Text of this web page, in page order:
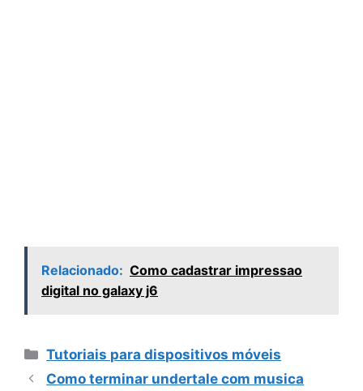
Relacionado: Como cadastrar impressao
digital no galaxy j6
Categorias
Tutoriais para dispositivos móveis
Como terminar undertale com musica